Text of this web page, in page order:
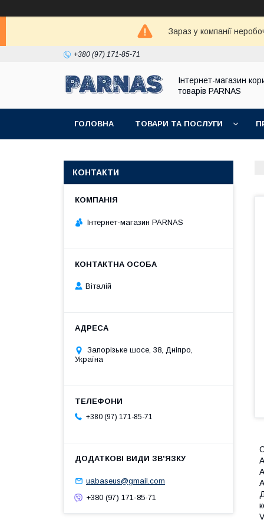
Зараз у компанії
+380 (97) 171-85-71
Інтернет-магазин
товарів PARNAS
ГОЛОВНА ТОВАРИ ТА ПОСЛУГИ
КОНТАКТИ
Інтернет-магазин PARNAS
Віталій
Запорізьке шосе, 38, Дніпро,
Україна
+380 (97) 171-85-71
uabaseus@gmail.com
+380 (97) 171-85-71